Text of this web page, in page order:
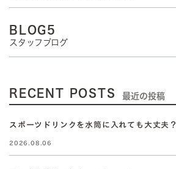
BLOG5
スタッフブログ
RECENT POSTS 最近の投稿
スポーツドリンクを水筒に入れても大丈夫？
2026.08.06